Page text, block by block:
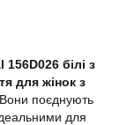
156D026 білі з
для жінок з
. Вони поєднують
для